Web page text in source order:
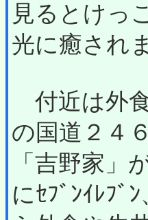
見るとけっ
光に癒され
付近は外
の国道２４
「吉野家」
にｾﾌﾞﾝｲﾚﾌ